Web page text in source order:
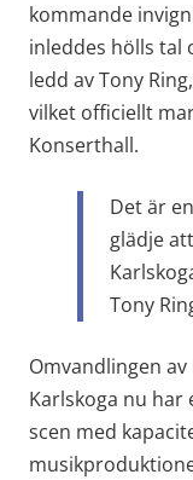
kommande
inleddes hölls tal
ledd av Tony
vilket officiellt
Konserthall.
Det är
glädje
Tony
Omvandlingen
Karlskoga nu har
scen med